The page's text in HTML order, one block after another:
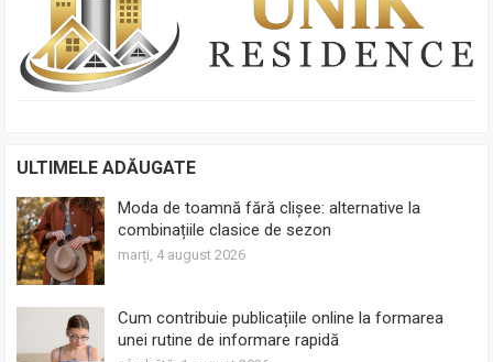
ULTIMELE ADĂUGATE
Moda de toamnă fără clișee: alternative la
combinațiile clasice de sezon
marți, 4 august 2026
Cum contribuie publicațiile online la formarea
unei rutine de informare rapidă